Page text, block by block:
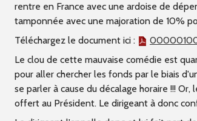
rentre en France avec une ardoise de
tamponnée avec une majoration de 10%
Téléchargez le document ici :
Le clou de cette mauvaise comédie est
pour aller chercher les fonds par le biais
se parler à cause du décalage horaire !!!
offert au Président. Le dirigeant à donc